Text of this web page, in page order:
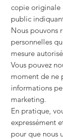
copie originale
public
Nous pouvons
personnelles
mesure
Vous pouvez
moment de ne
informations
marketing.
En pratique,
expressément
pour que nous